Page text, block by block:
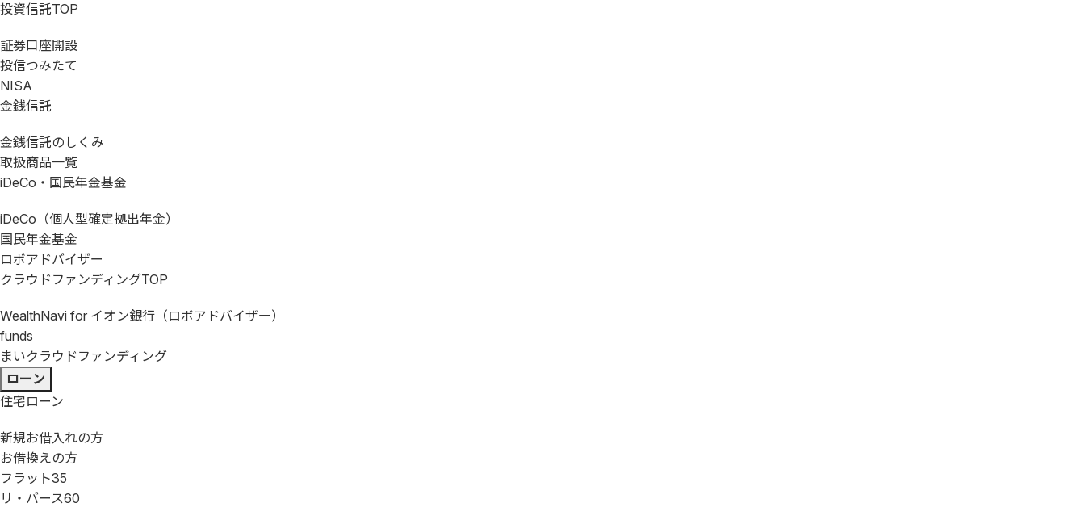
投資信託TOP
証券口座開設
投信つみたて
NISA
金銭信託
金銭信託のしくみ
取扱商品一覧
iDeCo・国民年金基金
iDeCo（個人型確定拠出年金）
国民年金基金
ロボアドバイザー
クラウドファンディングTOP
WealthNavi for イオン銀行（ロボアドバイザー）
funds
まいクラウドファンディング
ローン
住宅ローン
新規お借入れの方
お借換えの方
フラット35
リ・バース60